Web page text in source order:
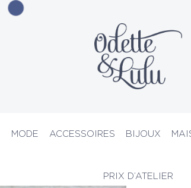
MODE ACCESSOIRES BIJOUX
PRIX D’ATELIER